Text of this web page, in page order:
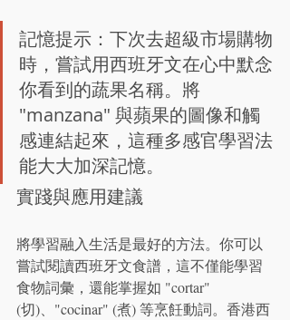
記憶提示：下次去超級市場購物
時，嘗試用西班牙文在心中默念
你看到的蔬果名稱。將
"manzana" 與蘋果的圖像和觸
感連結起來，這種多感官學習法
能大大加深記憶。
實踐與應用建議
將學習融入生活是最好的方法。你可以
嘗試閱讀西班牙文食譜，這不僅能學習
食物詞彙，還能掌握如 "cortar"
(切)、"cocinar" (煮) 等烹飪動詞。香港西